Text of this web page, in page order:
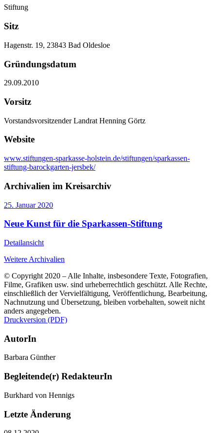
Stiftung
Sitz
Hagenstr. 19, 23843 Bad Oldesloe
Gründungsdatum
29.09.2010
Vorsitz
Vorstandsvorsitzender Landrat Henning Görtz
Website
www.stiftungen-sparkasse-holstein.de/stiftungen/sparkassen-
stiftung-barockgarten-jersbek/
Archivalien im Kreisarchiv
25. Januar 2020
Neue Kunst für die Sparkassen-Stiftung
Detailansicht
Weitere Archivalien
© Copyright 2020 – Alle Inhalte, insbesondere Texte, Fotografien,
Filme, Grafiken usw. sind urheberrechtlich geschützt. Alle Rechte,
einschließlich der Vervielfältigung, Veröffentlichung, Bearbeitung,
Nachnutzung und Übersetzung, bleiben vorbehalten, soweit nicht
anders angegeben.
Druckversion (PDF)
AutorIn
Barbara Günther
Begleitende(r) RedakteurIn
Burkhard von Hennigs
Letzte Änderung